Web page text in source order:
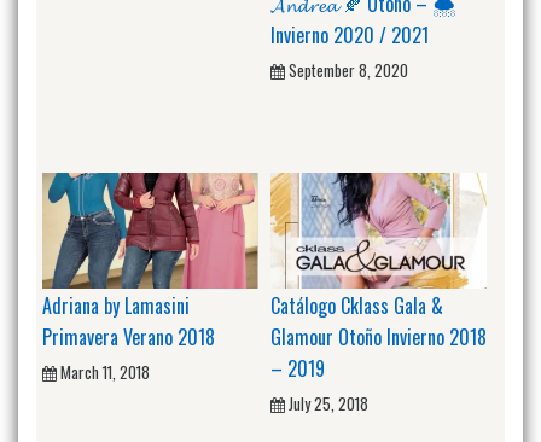
Invierno 2020 / 2021
September 8, 2020
Adriana by Lamasini
Primavera Verano 2018
March 11, 2018
Catálogo Cklass Gala &
Glamour Otoño Invierno 2018
– 2019
July 25, 2018